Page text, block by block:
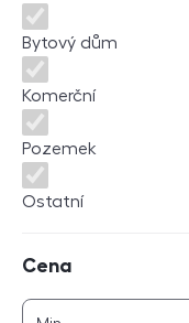
Bytový dům
Komerční
Pozemek
Ostatní
Cena